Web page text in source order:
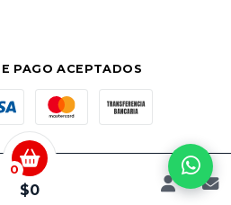
0
$0
PAGO ACEPTADOS